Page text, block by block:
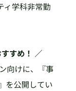
ィ学科非常勤
すめ！ ／
向けに、『事
を公開してい